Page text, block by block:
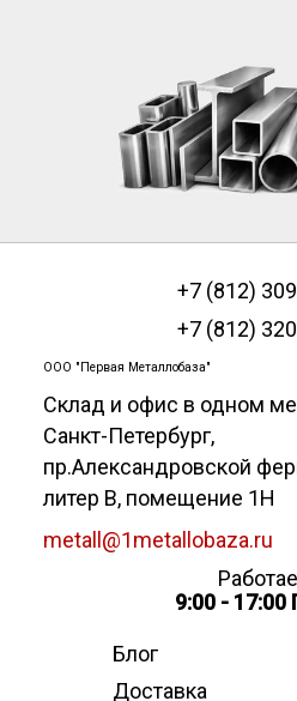
+7 (812)
+7 (812)
ООО "Первая Металлобаза"
Склад и офис в одном
Санкт-Петербург,
пр.Александровской
литер В, помещение 1Н
metall@1metallobaza.ru
9:00 - 17:00
Блог
Доставка